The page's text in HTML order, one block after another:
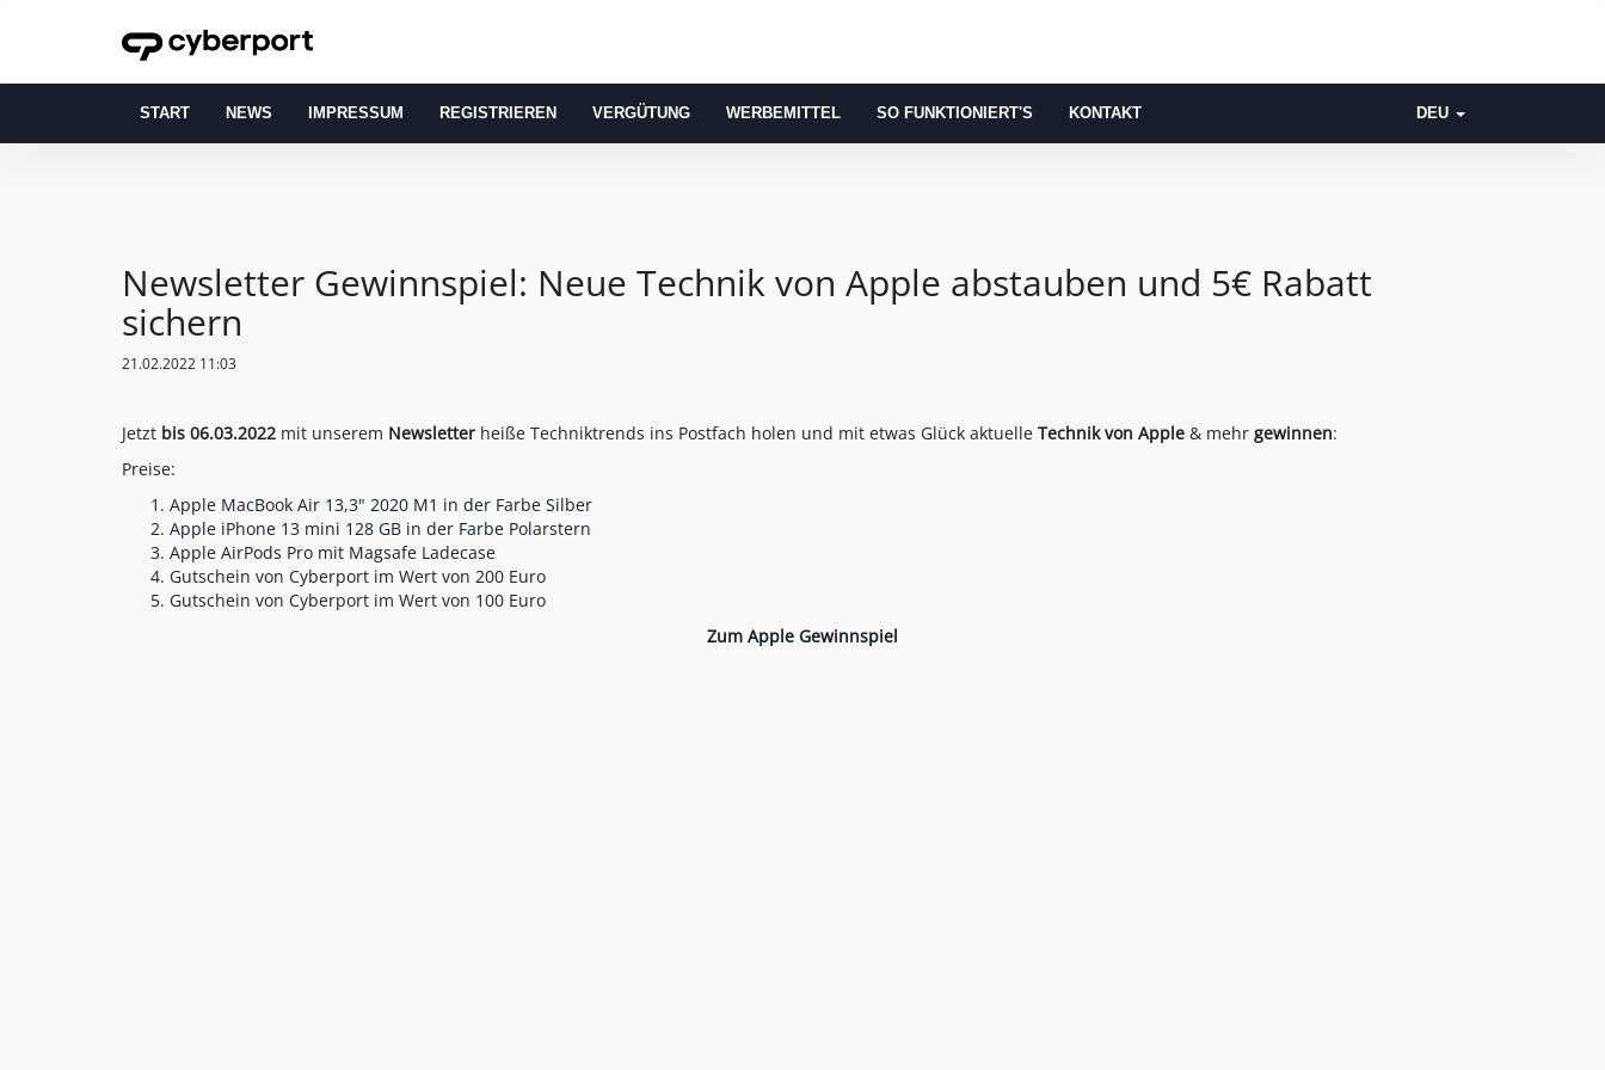
START NEWS IMPRESSUM REGISTRIEREN VERGÜTUNG WERBEMITTEL SO FUNKTIONIERT'S KONTAKT DEU
Newsletter Gewinnspiel: Neue Technik von Apple abstauben und 5€ Rabatt
sichern
21.02.2022 11:03
Jetzt bis 06.03.2022 mit unserem Newsletter heiße Techniktrends ins Postfach holen und mit etwas Glück aktuelle Technik von Apple & mehr gewinnen:
Preise:
Apple MacBook Air 13,3" 2020 M1 in der Farbe Silber
Apple iPhone 13 mini 128 GB in der Farbe Polarstern
Apple AirPods Pro mit Magsafe Ladecase
Gutschein von Cyberport im Wert von 200 Euro
Gutschein von Cyberport im Wert von 100 Euro
Zum Apple Gewinnspiel